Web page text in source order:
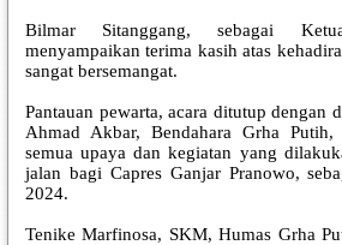
Bilmar Sitanggang, sebagai
menyampaikan terima kasih atas
sangat bersemangat.
Pantauan pewarta, acara ditutup dengan
Ahmad Akbar, Bendahara Grha
semua upaya dan kegiatan yang
jalan bagi Capres Ganjar Pranowo,
2024.
Tenike Marfinosa, SKM, Humas Grha